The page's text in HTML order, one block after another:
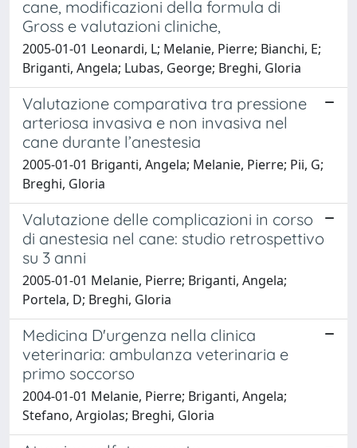
cane, modificazioni della formula di
Gross e valutazioni cliniche,
2005-01-01 Leonardi, L; Melanie, Pierre; Bianchi, E;
Briganti, Angela; Lubas, George; Breghi, Gloria
Valutazione comparativa tra pressione
arteriosa invasiva e non invasiva nel
cane durante l’anestesia
2005-01-01 Briganti, Angela; Melanie, Pierre; Pii, G;
Breghi, Gloria
Valutazione delle complicazioni in corso
di anestesia nel cane: studio retrospettivo
su 3 anni
2005-01-01 Melanie, Pierre; Briganti, Angela;
Portela, D; Breghi, Gloria
Medicina D'urgenza nella clinica
veterinaria: ambulanza veterinaria e
primo soccorso
2004-01-01 Melanie, Pierre; Briganti, Angela;
Stefano, Argiolas; Breghi, Gloria